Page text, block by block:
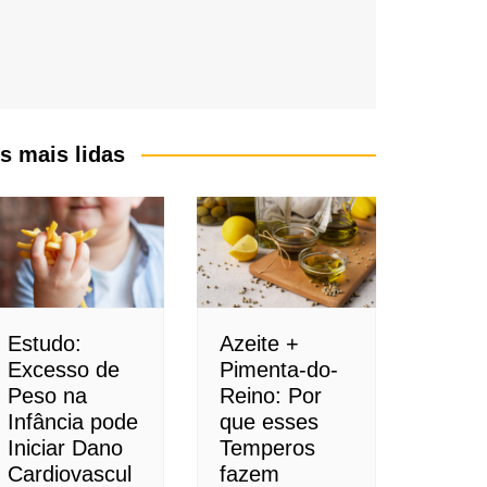
mais lidas
Estudo:
Excesso de
Peso na
Infância pode
Iniciar Dano
Cardiovascul
Azeite +
Pimenta-do-
Reino: Por
que esses
Temperos
fazem